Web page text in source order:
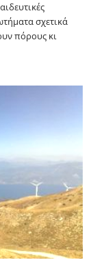
σχετικά
πόρους κι